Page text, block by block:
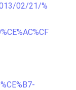
02/21/%